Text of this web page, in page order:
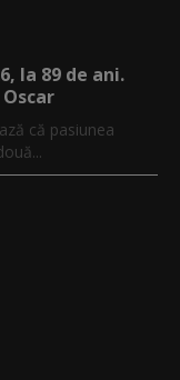
la 89 de ani.
că pasiunea